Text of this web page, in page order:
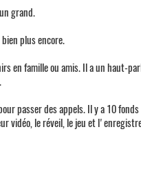
grand.
plus encore.
en famille ou amis. Il a un haut-
passer des appels. Il y a 10
le réveil, le jeu et